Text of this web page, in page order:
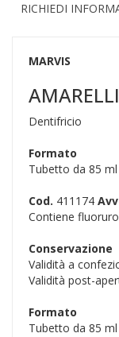
RICHIEDI
MARVIS
Dentifricio
Formato
Tubetto da 85 ml
Cod. 411174
Contiene
Conservazione
Validità a
Validità post-
Formato
Tubetto da 85 ml